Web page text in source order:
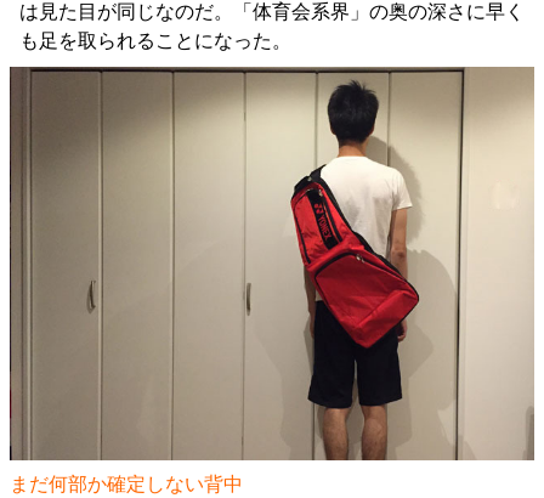
は見た目が同じなのだ。「体育会系界」の奥の深さに早く
も足を取られることになった。
まだ何部か確定しない背中